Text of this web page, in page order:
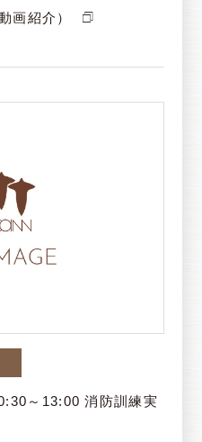
画紹介）
～13:00 消防訓練実